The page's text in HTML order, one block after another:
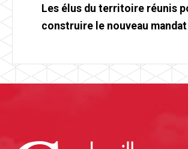
Les élus du territoire réunis
construire le nouveau mandat